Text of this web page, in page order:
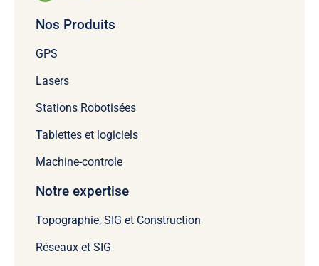
Nos Produits
GPS
Lasers
Stations Robotisées
Tablettes et logiciels
Machine-controle
Notre expertise
Topographie, SIG et Construction
Réseaux et SIG